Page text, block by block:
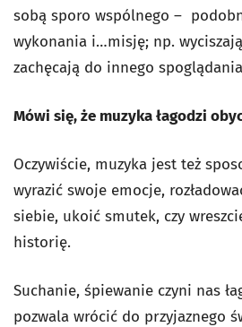
sobą sporo wspólnego –
wykonania i…misję; np.
zachęcają do innego
Mówi się, że muzyka łagodzi
Oczywiście, muzyka jest też
wyrazić swoje emocje,
siebie, ukoić smutek, czy
historię.
Suchanie, śpiewanie czyni nas
pozwala wrócić do przyjaznego